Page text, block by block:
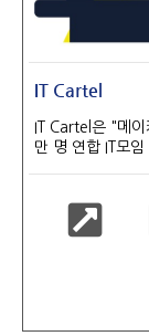
IT Cartel
IT Cartel은 "메
만 명 연합 IT모임